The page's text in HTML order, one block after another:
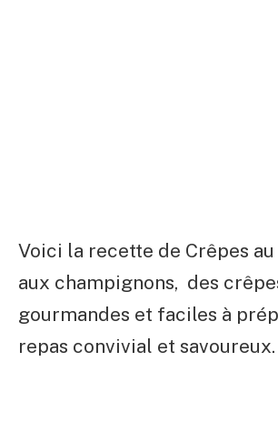
Voici la recette de Crêpes
aux champignons, des
gourmandes et faciles à
repas convivial et savoureux.